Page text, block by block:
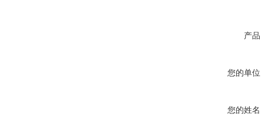
产品
您的单位
您的姓名